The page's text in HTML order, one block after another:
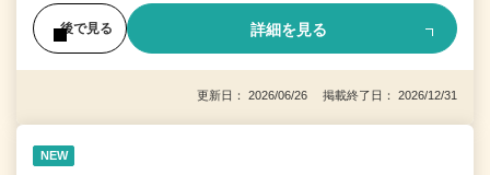
後で見る 詳細を見る
更新日： 2026/06/26 掲載終了日： 2026/12/31
NEW